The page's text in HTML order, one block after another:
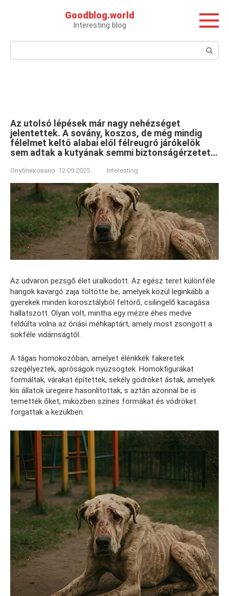
Goodblog.world
Interesting blog
Поиск:
Az utolsó lépések már nagy nehézséget
jelentettek. A sovány, koszos, de még mindig
félelmet keltő alabai elől félreugró járókelők
sem adtak a kutyának semmi biztonságérzetet…
Опубликовано: 12.09.2025 Interesting
Az udvaron pezsgő élet uralkodott. Az egész teret különféle
hangok kavargó zaja töltötte be, amelyek közül leginkább a
gyerekek minden korosztályból feltörő, csilingelő kacagása
hallatszott. Olyan volt, mintha egy mézre éhes medve
feldúlta volna az óriási méhkaptárt, amely most zsongott a
sokféle vidámságtól.
A tágas homokozóban, amelyet élénkkék fakeretek
szegélyeztek, apróságok nyüzsögtek. Homokfigurákat
formáltak, várakat építettek, sekély gödröket ástak, amelyek
kis állatok üregeire hasonlítottak, s aztán azonnal be is
temették őket, miközben színes formákat és vödröket
forgattak a kezükben.